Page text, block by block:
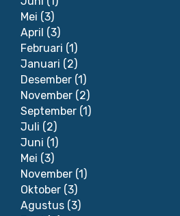
Mei (3)
April (3)
Februari (1)
Januari (2)
Desember (1)
November (2)
September (1)
Juli (2)
Juni (1)
Mei (3)
November (1)
Oktober (3)
Agustus (3)